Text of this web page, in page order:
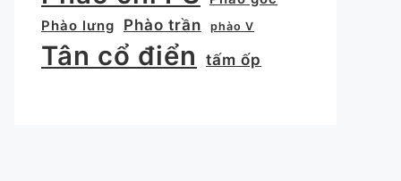
Phào lưng
Phào trần phào V
Tân cổ điển tấm ốp